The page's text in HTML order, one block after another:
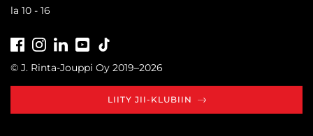
la 10 - 16
FacebookInstagramLinkedInYoutube
© J. Rinta-Jouppi Oy 2019–2026
LIITY JII-KLUBIIN